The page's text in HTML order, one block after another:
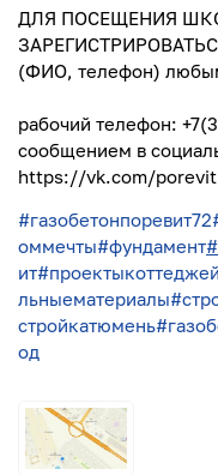
ДЛЯ ПОСЕЩЕНИЯ
(ФИО, телефон)
рабочий телефон:
сообщением в
https://vk.com/porevit
#газобетонпоревит72
оммечты#фундамент
ит#проектыкоттеджей
льныематериалы
стройкатюмень
од